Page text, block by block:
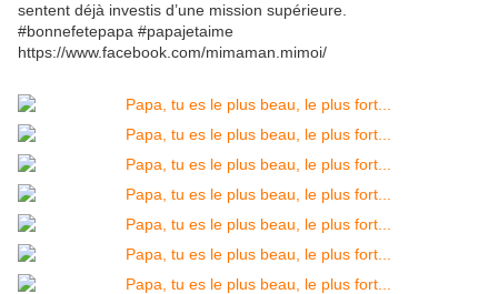
sentent déjà investis d’une mission supérieure.
#bonnefetepapa #papajetaime
https://www.facebook.com/mimaman.mimoi/